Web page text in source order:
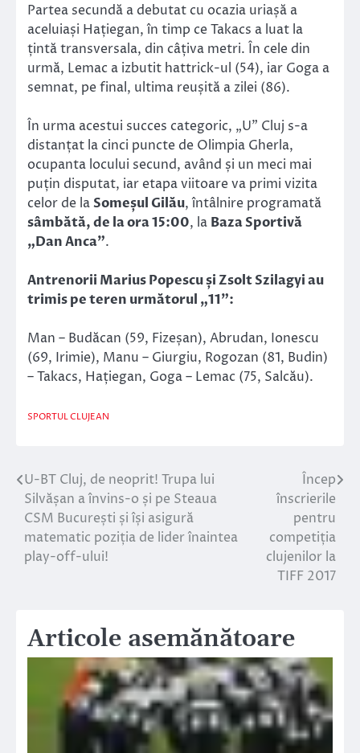
Partea secundă a debutat cu ocazia uriașă a
aceluiași Hațiegan, în timp ce Takacs a luat la
țintă transversala, din câțiva metri. În cele din
urmă, Lemac a izbutit hattrick-ul (54), iar Goga a
semnat, pe final, ultima reușită a zilei (86).
În urma acestui succes categoric, „U” Cluj s-a
distanțat la cinci puncte de Olimpia Gherla,
ocupanta locului secund, având și un meci mai
puțin disputat, iar etapa viitoare va primi vizita
celor de laSomeșul Gilău, întâlnire programată
sâmbătă, de la ora 15:00, la Baza Sportivă
„Dan Anca”.
Antrenorii Marius Popescu și Zsolt Szilagyi au
trimis pe teren următorul „11”:
Man – Budăcan (59, Fizeșan), Abrudan, Ionescu
(69, Irimie), Manu – Giurgiu, Rogozan (81, Budin)
– Takacs, Hațiegan, Goga – Lemac (75, Salcău).
SPORTUL CLUJEAN
Navigare
în
articole
U-BT Cluj, de neoprit! Trupa lui
Silvășan a învins-o și pe Steaua
CSM București și își asigură
matematic poziția de lider înaintea
play-off-ului!
Încep
înscrierile
pentru
competiția
clujenilor la
TIFF 2017
Articole asemănătoare